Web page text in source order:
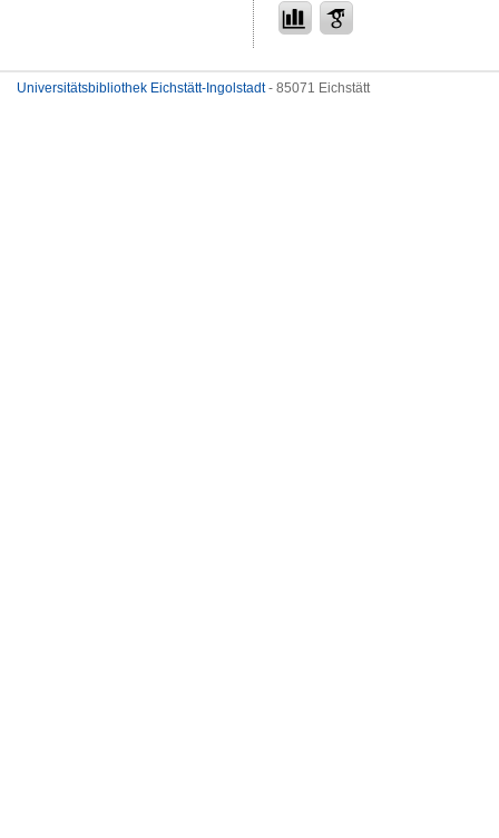
Universitätsbibliothek Eichstätt-Ingolstadt- 85071 Eichstätt